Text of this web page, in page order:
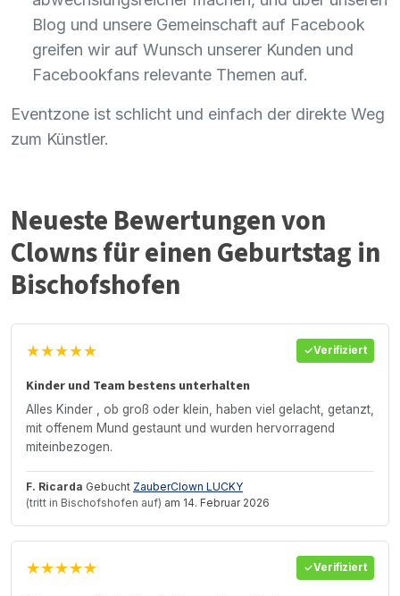
Blog und unsere Gemeinschaft auf Facebook
greifen wir auf Wunsch unserer Kunden und
Facebookfans relevante Themen auf.
Eventzone ist schlicht und einfach der direkte Weg
zum Künstler.
Neueste Bewertungen von
Clowns für einen Geburtstag in
Bischofshofen
★★★★★ Verifiziert
Kinder und Team bestens unterhalten
Alles Kinder , ob groß oder klein, haben viel gelacht, getanzt,
mit offenem Mund gestaunt und wurden hervorragend
miteinbezogen.
F. Ricarda Gebucht ZauberClown LUCKY
(tritt in Bischofshofen auf) am 14. Februar 2026
★★★★★ Verifiziert